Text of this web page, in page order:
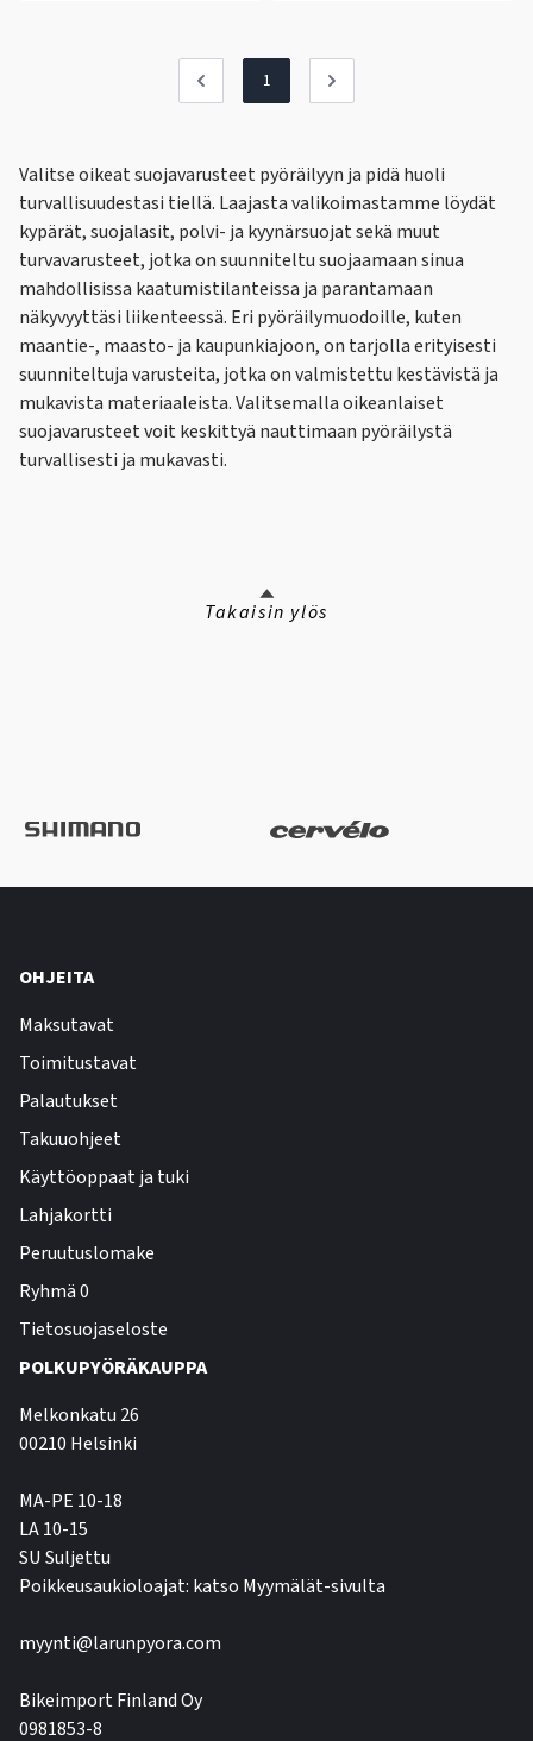
1
Valitse oikeat suojavarusteet pyöräilyyn ja pidä huoli
turvallisuudestasi tiellä. Laajasta valikoimastamme löydät
kypärät, suojalasit, polvi- ja kyynärsuojat sekä muut
turvavarusteet, jotka on suunniteltu suojaamaan sinua
mahdollisissa kaatumistilanteissa ja parantamaan
näkyvyyttäsi liikenteessä. Eri pyöräilymuodoille, kuten
maantie-, maasto- ja kaupunkiajoon, on tarjolla erityisesti
suunniteltuja varusteita, jotka on valmistettu kestävistä ja
mukavista materiaaleista. Valitsemalla oikeanlaiset
suojavarusteet voit keskittyä nauttimaan pyöräilystä
turvallisesti ja mukavasti.
Takaisin ylös
OHJEITA
Maksutavat
Toimitustavat
Palautukset
Takuuohjeet
Käyttöoppaat ja tuki
Lahjakortti
Peruutuslomake
Ryhmä 0
Tietosuojaseloste
POLKUPYÖRÄKAUPPA
Melkonkatu 26
00210 Helsinki
MA-PE 10-18
LA 10-15
SU Suljettu
Poikkeusaukioloajat: katso Myymälät-sivulta
myynti@larunpyora.com
Bikeimport Finland Oy
0981853-8